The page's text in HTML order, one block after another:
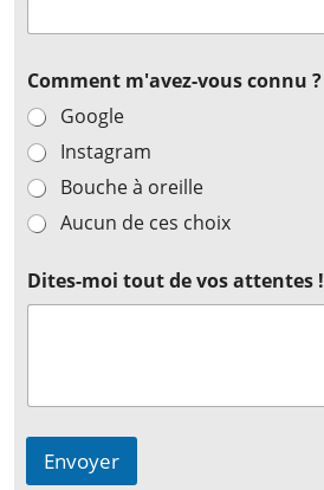
Comment m'avez-vous connu ?
Google
Instagram
Bouche à oreille
Aucun de ces choix
Dites-moi tout de vos attentes !
Envoyer